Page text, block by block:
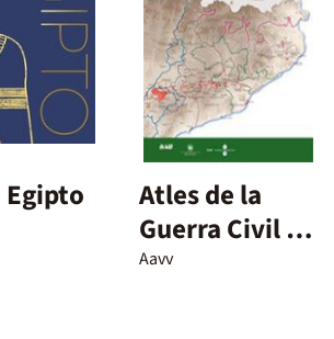
Atles de la
Guerra Civil a
Catalunya
Aavv